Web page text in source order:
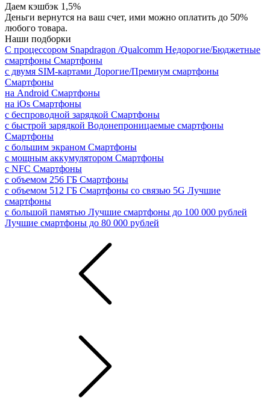
Даем кэшбэк 1,5%
Деньги вернутся на ваш счет, ими можно оплатить до 50%
любого товара.
Наши подборки
С процессором Snapdragon /Qualcomm Недорогие/Бюджетные
смартфоны Смартфоны
с двумя SIM-картами Дорогие/Премиум смартфоны
Смартфоны
на Android Смартфоны
на iOs Смартфоны
с беспроводной зарядкой Смартфоны
с быстрой зарядкой Водонепроницаемые смартфоны
Смартфоны
с большим экраном Смартфоны
с мощным аккумулятором Смартфоны
с NFC Смартфоны
с объемом 256 ГБ Смартфоны
с объемом 512 ГБ Смартфоны со связью 5G Лучшие
смартфоны
с большой памятью Лучшие смартфоны до 100 000 рублей
Лучшие смартфоны до 80 000 рублей